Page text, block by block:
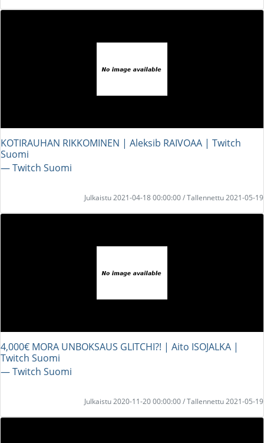
KOTIRAUHAN RIKKOMINEN | Aleksib RAIVOAA | Twitch
Suomi
― Twitch Suomi
Julkaistu 2021-04-18 00:00:00 / Tallennettu 2021-05-19
4,000€ MORA UNBOKSAUS GLITCHI?! | Aito ISOJALKA |
Twitch Suomi
― Twitch Suomi
Julkaistu 2020-11-20 00:00:00 / Tallennettu 2021-05-19